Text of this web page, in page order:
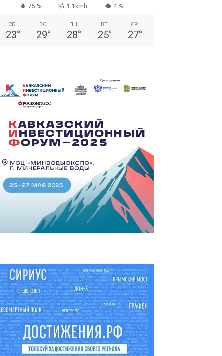
75 % 1.1kmh 4 %
СБ
23°
ВС
29°
ПН
28°
ВТ
25°
СР
27°